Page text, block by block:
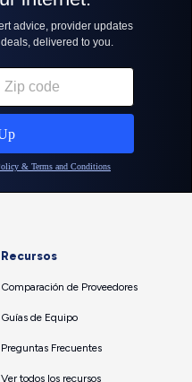
Recursos
Comparación de Proveedores
Guías de Equipo
Preguntas Frecuentes
Ver todos los recursos